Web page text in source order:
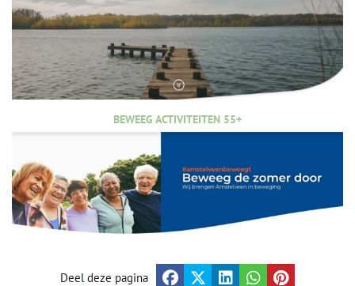
BEWEEG ACTIVITEITEN 55+
Deel deze pagina